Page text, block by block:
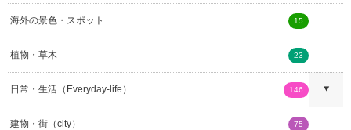
海外の景色・スポット 15
植物・草木 23
日常・生活（Everyday-life） 146
建物・街（city） 75